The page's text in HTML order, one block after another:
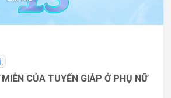
CỦA TUYẾN GIÁP Ở PHỤ NỮ